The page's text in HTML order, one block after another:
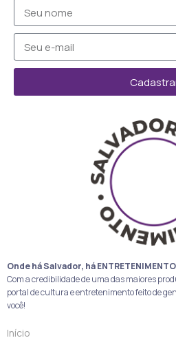
Onde há Salvador, há
Com a credibilidade de uma das maiores
portal de cultura e entretenimento feito de
você!
Início